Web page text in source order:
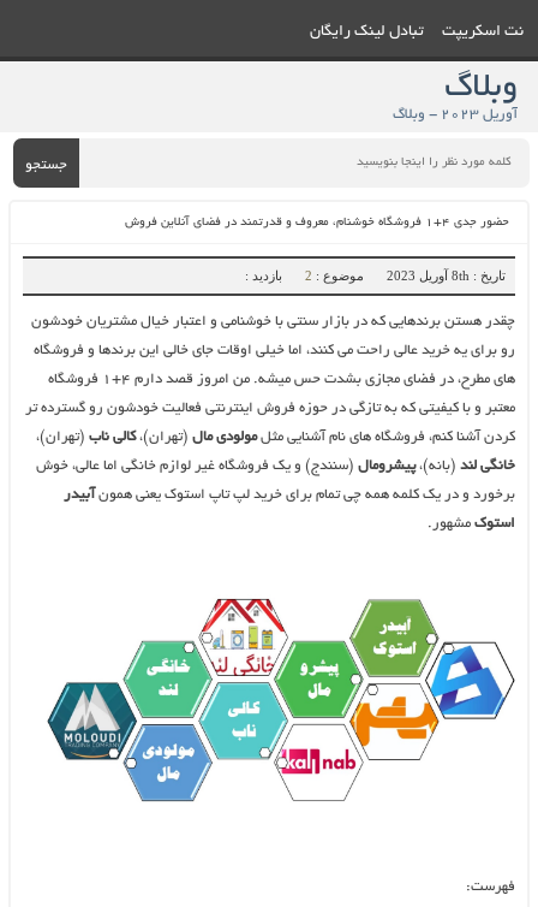
نت اسکریپت تبادل لینک رایگان
وبلاگ
آوریل 2023 - وبلاگ
جستجو
حضور جدی ۴+۱ فروشگاه خوشنام، معروف و قدرتمند در فضای آنلاین فروش
تاریخ : 8th آوریل 2023 موضوع : 2 بازدید :
چقدر هستن برندهایی که در بازار سنتی با خوشنامی و اعتبار خیال مشتریان خودشون
رو برای یه خرید عالی راحت می کنند، اما خیلی اوقات جای خالی این برندها و فروشگاه
های مطرح، در فضای مجازی بشدت حس میشه. من امروز قصد دارم ۴+۱ فروشگاه
معتبر و با کیفیتی که به تازگی در حوزه فروش اینترنتی فعالیت خودشون رو گسترده تر
کردن آشنا کنم، فروشگاه های نام آشنایی مثلمولودی مال(تهران)،کالی ناب(تهران)،
خانگی لند(بانه)،پیشرومال(سنندج) و یک فروشگاه غیر لوازم خانگی اما عالی، خوش
برخورد و در یک کلمه همه چی تمام برای خرید لپ تاپ استوک یعنی همون آبیدر
استوکمشهور.
فهرست: